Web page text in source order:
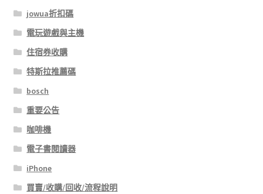
jowua折扣碼
電玩遊戲與主機
住宿券收購
特斯拉推薦碼
bosch
重要公告
咖啡機
電子書閱讀器
iPhone
買賣/收購/回收/流程說明